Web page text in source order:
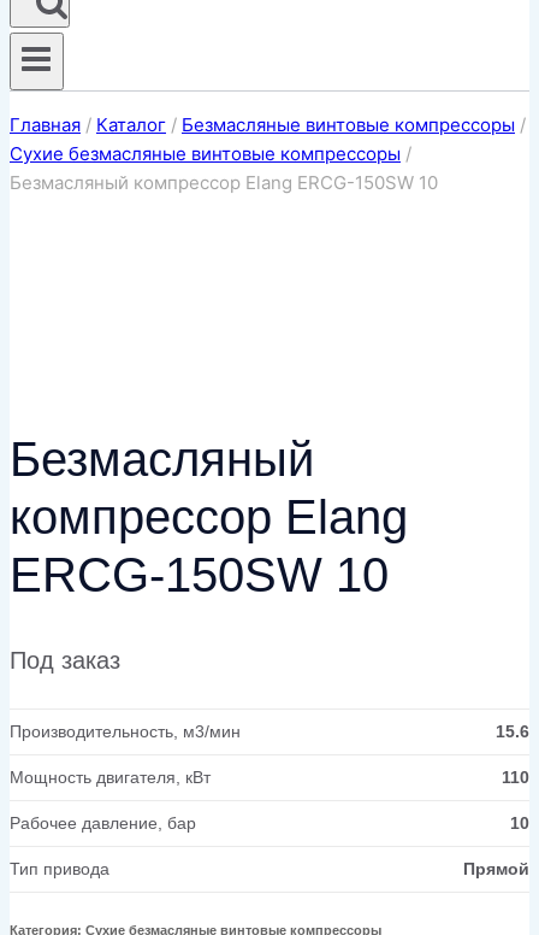
Главная / Каталог / Безмасляные винтовые компрессоры /
Сухие безмасляные винтовые компрессоры /
Безмасляный компрессор Elang ERCG-150SW 10
Безмасляный
компрессор Elang
ERCG-150SW 10
Под заказ
Производительность, м3/мин 15.6
Мощность двигателя, кВт 110
Рабочее давление, бар 10
Тип привода Прямой
Категория: Сухие безмасляные винтовые компрессоры